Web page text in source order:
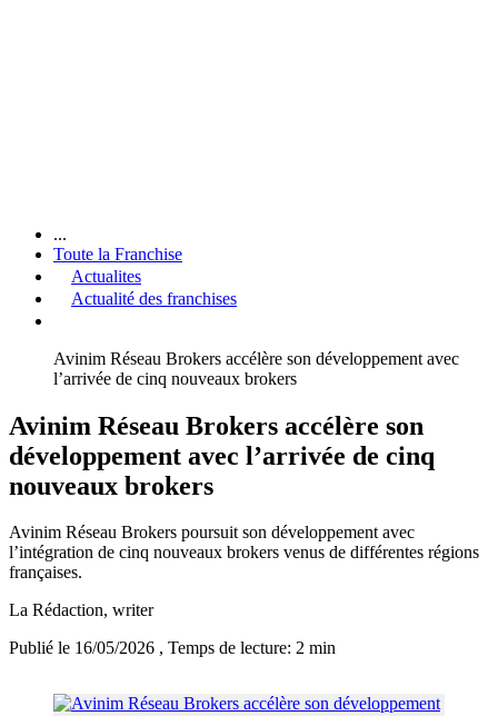
...
Toute la Franchise
Actualites
Actualité des franchises
Avinim Réseau Brokers accélère son développement avec
l’arrivée de cinq nouveaux brokers
Avinim Réseau Brokers accélère son
développement avec l’arrivée de cinq
nouveaux brokers
Avinim Réseau Brokers poursuit son développement avec
l’intégration de cinq nouveaux brokers venus de différentes régions
françaises.
La Rédaction, writer
Publié le 16/05/2026 , Temps de lecture: 2 min